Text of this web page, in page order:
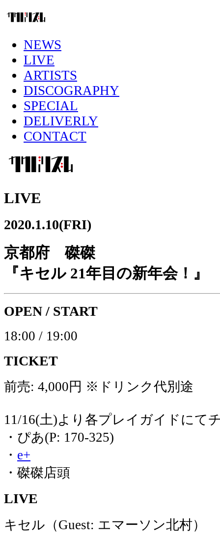
NEWS
LIVE
ARTISTS
DISCOGRAPHY
SPECIAL
DELIVERLY
CONTACT
LIVE
2020.1.10(FRI)
京都府 磔磔
『キセル 21年目の新年会！』
OPEN / START
18:00 / 19:00
TICKET
前売: 4,000円 ※ドリンク代別途
11/16(土)より各プレイガイドにて
・ぴあ(P: 170-325)
・ e+
・磔磔店頭
LIVE
キセル（Guest: エマーソン北村）